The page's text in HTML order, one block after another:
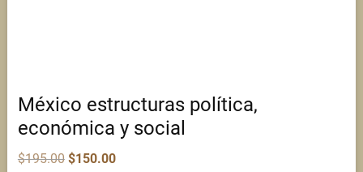
México estructuras política,
económica y social
$195.00 Original
$150.00Current